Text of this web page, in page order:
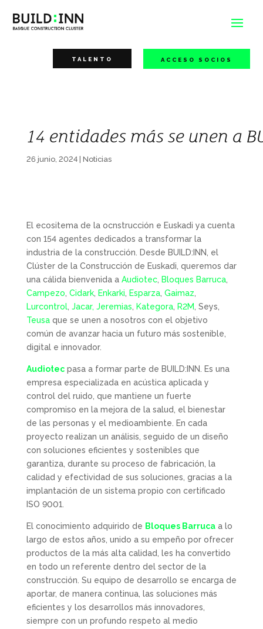
TALENTO ACCESO SOCIOS
14 entidades más se unen a
26 junio, 2024| Noticias
El ecositema de la ocnstrucción e Euskadi ya cuenta
con 154 agentes dedicados a transformar la
industria de la construcción. Desde BUILD:INN, el
Clúster de la Construcción de Euskadi, queremos dar
una cálida bienvenida a Audiotec, Bloques Barruca,
Campezo Cidark, Enkarki Esparza, Gaimaz
Lurcontrol, Jacar, Jeremias Kategora, R2M , Seys,
Teusaque se unen a nosotros con el objetivo
común de avanzar hacia un futuro más sostenible,
digital e innovador.
Audiotecpasa a formar parte de BUILD:INN. Es una
empresa especializada en acústica aplicada y
control del ruido, que mantiene un fuerte
compromiso en la mejora de la salud, el bienestar
de las personas y el medioambiente. En cada
proyecto realizan un análisis, seguido de un diseño
con soluciones eficientes y sostenibles que
garantiza, durante su proceso de fabricación, la
calidad y efectividad de sus soluciones, gracias a la
implantación de un sistema propio con certificado
ISO 9001.
El conocimiento adquirido de Bloques Barrucaa lo
largo de estos años, unido a su empeño por ofrecer
productos de la más alta calidad, les ha convertido
en todo un referente dentro del sector de la
construcción. Su equipo de desarrollo se encarga de
aportar, de manera continua, las soluciones más
eficientes y los desarrollos más innovadores,
siempre con un profundo respeto al medio